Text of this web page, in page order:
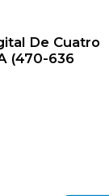
De Cuatro
(470-636